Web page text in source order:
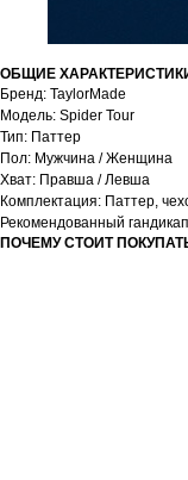
ОБЩИЕ
Бренд: TaylorMade
Модель: Spider Tour
Тип: Паттер
Пол: Мужчина / Женщина
Хват: Правша / Левша
Комплектация: Паттер,
Рекомендованный
ПОЧЕМУ СТОИТ